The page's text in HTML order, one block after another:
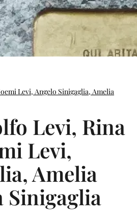
Levi, Angelo Sinigaglia, Amelia
Levi, Rina
Levi,
Amelia
Sinigaglia